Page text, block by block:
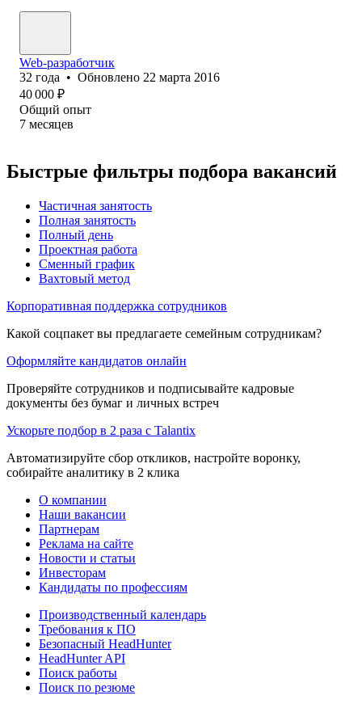
Web-разработчик
32 года • Обновлено 22 марта 2016
40 000 ₽
Общий опыт
7 месяцев
Быстрые фильтры подбора вакансий
Частичная занятость
Полная занятость
Полный день
Проектная работа
Сменный график
Вахтовый метод
Корпоративная поддержка сотрудников
Какой соцпакет вы предлагаете семейным сотрудникам?
Оформляйте кандидатов онлайн
Проверяйте сотрудников и подписывайте кадровые
документы без бумаг и личных встреч
Ускорьте подбор в 2 раза с Talantix
Автоматизируйте сбор откликов, настройте воронку,
собирайте аналитику в 2 клика
О компании
Наши вакансии
Партнерам
Реклама на сайте
Новости и статьи
Инвесторам
Кандидаты по профессиям
Производственный календарь
Требования к ПО
Безопасный HeadHunter
HeadHunter API
Поиск работы
Поиск по резюме